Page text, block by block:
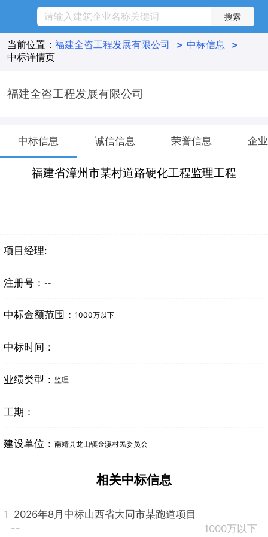
当前位置： 福建全咨工程发展有限公司 > 中标信息
>
中标详情页
福建全咨工程发展有限公司
中标信息 诚信信息 荣誉信息 企
福建省漳州市某村道路硬化工程监理工程
项目经理:
注册号： --
中标金额范围： 1000万以下
中标时间：
业绩类型： 监理
工期：
建设单位： 南靖县龙山镇金溪村民委员会
相关中标信息
1 2026年8月中标山西省大同市某跑道项目
--
1000万以下